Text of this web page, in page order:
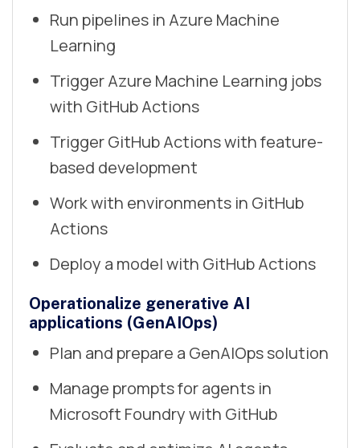
Run pipelines in Azure Machine
Learning
Trigger Azure Machine Learning jobs
with GitHub Actions
Trigger GitHub Actions with feature-
based development
Work with environments in GitHub
Actions
Deploy a model with GitHub Actions
Operationalize generative AI
applications (GenAIOps)
Plan and prepare a GenAIOps solution
Manage prompts for agents in
Microsoft Foundry with GitHub